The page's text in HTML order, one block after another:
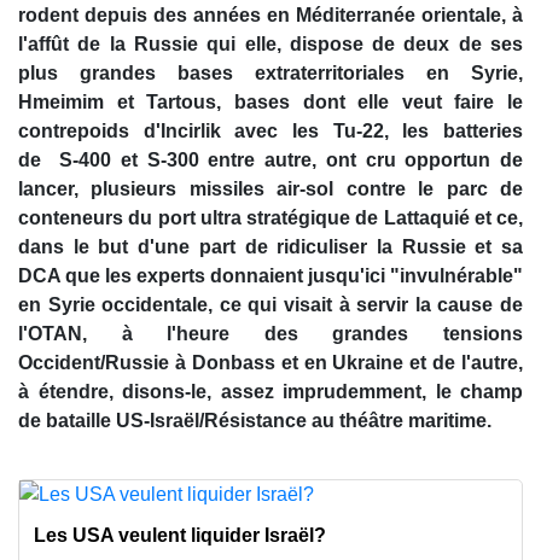
rodent depuis des années en Méditerranée orientale, à
l'affût de la Russie qui elle, dispose de deux de ses
plus grandes bases extraterritoriales en Syrie,
Hmeimim et Tartous, bases dont elle veut faire le
contrepoids d'Incirlik avec les Tu-22, les batteries
de S-400 et S-300 entre autre, ont cru opportun de
lancer, plusieurs missiles air-sol contre le parc de
conteneurs du port ultra stratégique de Lattaquié et ce,
dans le but d'une part de ridiculiser la Russie et sa
DCA que les experts donnaient jusqu'ici "invulnérable"
en Syrie occidentale, ce qui visait à servir la cause de
l'OTAN, à l'heure des grandes tensions
Occident/Russie à Donbass et en Ukraine et de l'autre,
à étendre, disons-le, assez imprudemment, le champ
de bataille US-Israël/Résistance au théâtre maritime.
Les USA veulent liquider Israël?